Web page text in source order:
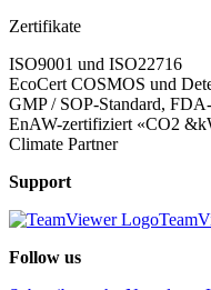
Zertifikate
ISO9001 und ISO22716
EcoCert COSMOS und
GMP / SOP-Standard,
EnAW-zertifiziert «CO2
Climate Partner
Support
Follow us